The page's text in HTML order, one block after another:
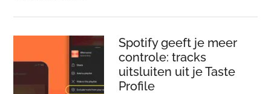
sharing
WF-
Spotify geeft je meer
controle: tracks
uitsluiten uit je Taste
Profile